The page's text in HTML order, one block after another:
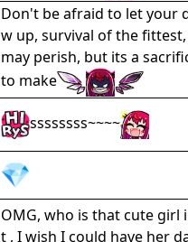
Don't be afraid to let your
w up, survival of the
may perish, but its a
to make
ssssssss~~~~
OMG, who is that cute
t , I wish I could have her